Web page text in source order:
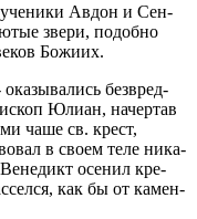
Авдон и Сен­
звери, по­доб­но
Бо­жи­их.
без­вред­
Юлиан, на­чер­тав
чаше св. крест,
в своем теле ни­ка­
осе­нил кре­
как бы от ка­мен­